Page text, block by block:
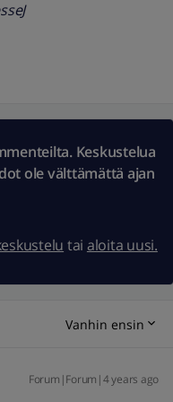
Keskustelua
ole välttämättä ajan
tai aloita uusi.
Vanhin ensin
Forum|Forum|4 years ago